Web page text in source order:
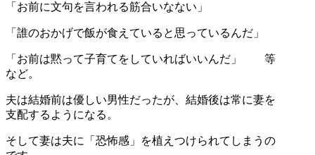
「お前に文句を言われる筋合いなない」
「誰のおかげで飯が食えていると思っているんだ」
「お前は黙って子育てをしていればいいんだ」 等
など。
夫は結婚前は優しい男性だったが、結婚後は常に妻を
支配するようになる。
そして妻は夫に「恐怖感」を植えつけられてしまうの